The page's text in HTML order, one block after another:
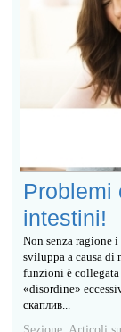
Problemi
intestini!
Non senza ragione
sviluppa a causa
funzioni è
«disordine»
скаплив...